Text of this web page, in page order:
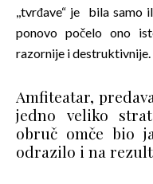
,,tvrđave“ je bila samo
ponovo počelo ono
razornije i destruktivnije.
Amfiteatar,
jedno veliko
obruč omče bio
odrazilo i na